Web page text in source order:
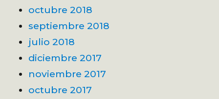
octubre 2018
septiembre 2018
julio 2018
diciembre 2017
noviembre 2017
octubre 2017